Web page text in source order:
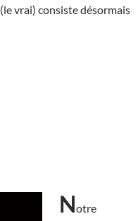
(le vrai) consiste désormais
Notre